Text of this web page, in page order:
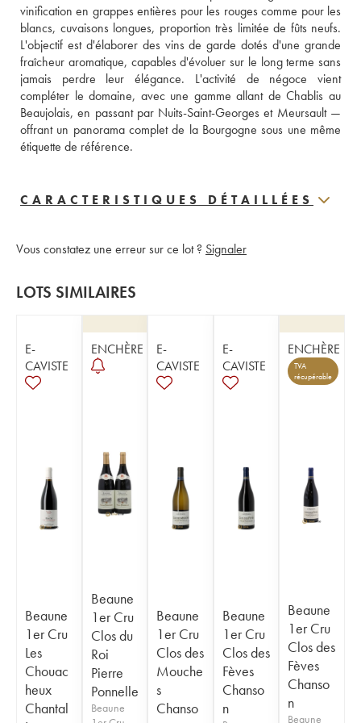
vinification en grappes entières pour les rouges comme pour les
blancs, cuvaisons longues, proportion très limitée de fûts neufs.
L'objectif est d'élaborer des vins de garde dotés d'une grande
fraîcheur aromatique, capables d'évoluer sur le long terme sans
jamais perdre leur élégance. L'activité de négoce vient
compléter le domaine, avec une gamme allant de Chablis au
Beaujolais, en passant par Nuits-Saint-Georges et Meursault —
offrant un panorama complet de la Bourgogne sous une même
étiquette de référence.
CARACTERISTIQUES DÉTAILLÉES
Vous constatez une erreur sur ce lot ? Signaler
LOTS SIMILAIRES
E-
CAVISTE
Beaune
1er Cru
Les
Chouac
heux
Chantal
ENCHÈRE
Beaune
1er Cru
Clos du
Roi
Pierre
Ponnelle
Beaune
E-
CAVISTE
Beaune
1er Cru
Clos des
Mouche
s
Chanso
E-
CAVISTE
Beaune
1er Cru
Clos des
Fèves
Chanso
n
ENCHÈRE
TVA
récupérable
Beaune
1er Cru
Clos des
Fèves
Chanso
n
Beaune